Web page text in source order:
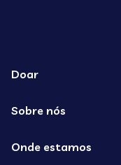
Doar
Sobre nós
Onde estamos